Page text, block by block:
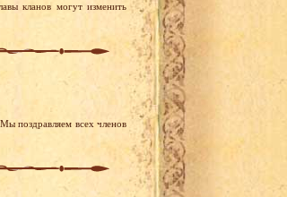
кланов могут изменить
поздравляем всех членов